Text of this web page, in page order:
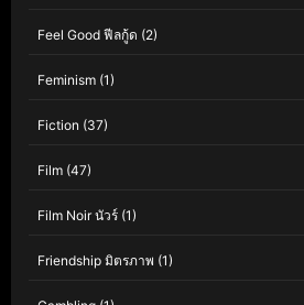
Feel Good ฟีลกู้ด (2)
Feminism (1)
Fiction (37)
Film (47)
Film Noir นัวร์ (1)
Friendship มิตรภาพ (1)